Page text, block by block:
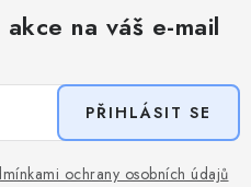
na váš e-mail
ochrany osobních údajů
PŘIHLÁSIT SE